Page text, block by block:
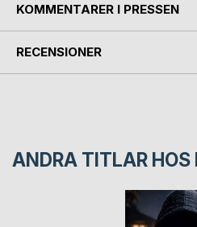
KOMMENTARER I PRESSEN
RECENSIONER
ANDRA TITLAR HOS